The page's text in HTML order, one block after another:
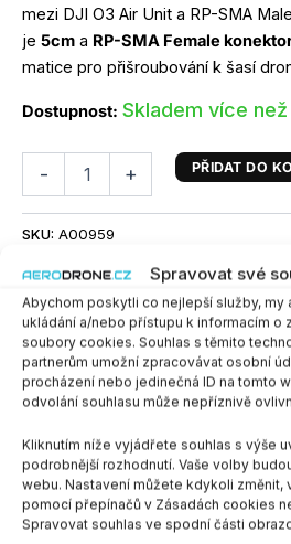
Spravovat své
Abychom poskytli co nejlepší služby, my
ukládání a/nebo přístupu k informacím o
soubory cookies. Souhlas s těmito
partnerům umožní zpracovávat osobní
procházení nebo jedinečná ID na tomto
odvolání souhlasu může nepříznivě
Kliknutím níže vyjádřete souhlas s výše
podrobnější rozhodnutí. Vaše volby
webu. Nastavení můžete kdykoli změnit,
pomocí přepínačů v Zásadách cookies
Spravovat souhlas ve spodní části
mezi DJI O3 Air Unit a RP-SMA
je 5cm a RP-SMA Female
matice pro přišroubování k šasí
Dostupnost: Skladem více
- + PŘIDAT DO
SKU: A00959
Další informace